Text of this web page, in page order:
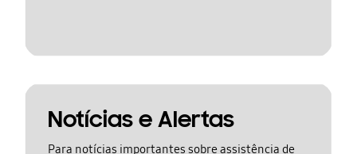
Notícias e Alertas
Para notícias importantes sobre assistência de